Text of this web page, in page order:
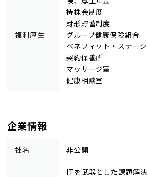
福利厚生
持株会制度
財形貯蓄制度
グループ健康保険組合
ベネフィット・ステー
契約保養所
マッサージ室
健康相談室
企業情報
社名 非公開
ITを武器とした課題解